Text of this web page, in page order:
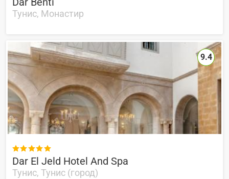
Тунис, Монастир

Dar El Jeld Hotel And Spa
Тунис, Тунис (город)
9.4